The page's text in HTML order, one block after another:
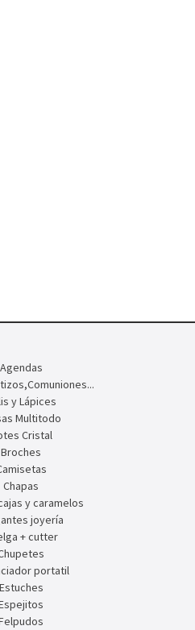
Agendas
y Lápices
Multitodo
Cristal
Broches
Chapas
y caramelos
joyería
+ cutter
portatil
Estuches